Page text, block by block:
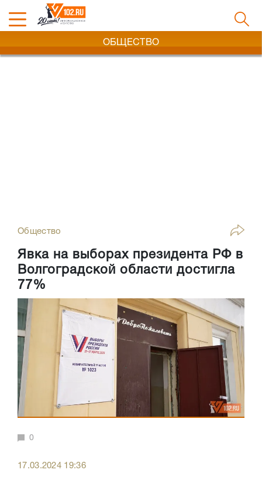
ОБЩЕСТВО
Общество
Явка на выборах президента РФ в
Волгоградской области достигла
77%
0
17.03.2024 19:36